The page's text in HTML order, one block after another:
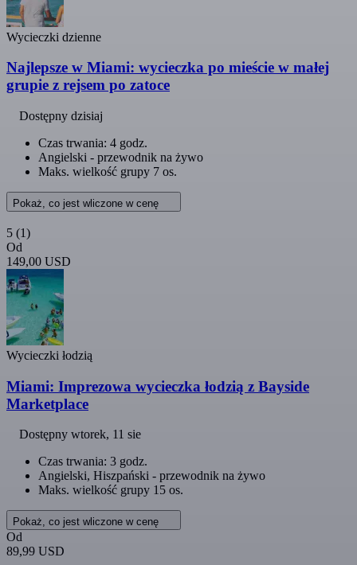
Wycieczki dzienne
Najlepsze w Miami: wycieczka po mieście w małej
grupie z rejsem po zatoce
Dostępny dzisiaj
Czas trwania: 4 godz.
Angielski - przewodnik na żywo
Maks. wielkość grupy 7 os.
Pokaż, co jest wliczone w cenę
5 (1)
Od
149,00 USD
Wycieczki łodzią
Miami: Imprezowa wycieczka łodzią z Bayside
Marketplace
Dostępny wtorek, 11 sie
Czas trwania: 3 godz.
Angielski, Hiszpański - przewodnik na żywo
Maks. wielkość grupy 15 os.
Pokaż, co jest wliczone w cenę
Od
89,99 USD